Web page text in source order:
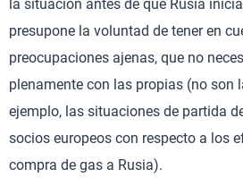
la situación antes de que Rusia
presupone la voluntad de tener en
preocupaciones ajenas, que no
plenamente con las propias (no son
ejemplo, las situaciones de partida
socios europeos con respecto a los
compra de gas a Rusia).